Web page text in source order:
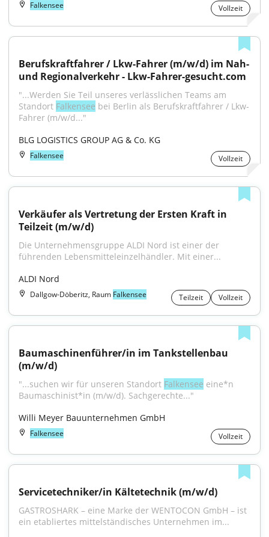
Falkensee Vollzeit
Berufskraftfahrer / Lkw-Fahrer (m/w/d) im Nah-
und Regionalverkehr - Lkw-Fahrer-gesucht.com
"...Werden Sie Teil unseres verlässlichen Teams am
Standort Falkensee bei Berlin als Berufskraftfahrer / Lkw-
Fahrer (m/w/d..."
BLG LOGISTICS GROUP AG & Co. KG
Falkensee Vollzeit
Verkäufer als Vertretung der Ersten Kraft in
Teilzeit (m/w/d)
Die Unternehmensgruppe ALDI Nord ist einer der
führenden Lebensmitteleinzelhändler. Mit einer...
ALDI Nord
Dallgow-Döberitz, Raum Falkensee Teilzeit Vollzeit
Baumaschinenführer/in im Tankstellenbau
(m/w/d)
"...suchen wir für unseren Standort Falkensee eine*n
Baumaschinist*in (m/w/d). Sachgerechte..."
Willi Meyer Bauunternehmen GmbH
Falkensee Vollzeit
Servicetechniker/in Kältetechnik (m/w/d)
GASTROSHARK – eine Marke der WENTOCON GmbH – ist
ein etabliertes mittelständisches Unternehmen im...